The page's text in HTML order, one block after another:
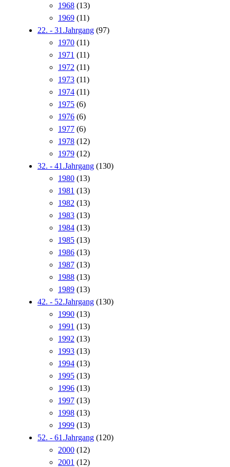
1968 (13)
1969 (11)
22. - 31.Jahrgang (97)
1970 (11)
1971 (11)
1972 (11)
1973 (11)
1974 (11)
1975 (6)
1976 (6)
1977 (6)
1978 (12)
1979 (12)
32. - 41.Jahrgang (130)
1980 (13)
1981 (13)
1982 (13)
1983 (13)
1984 (13)
1985 (13)
1986 (13)
1987 (13)
1988 (13)
1989 (13)
42. - 52.Jahrgang (130)
1990 (13)
1991 (13)
1992 (13)
1993 (13)
1994 (13)
1995 (13)
1996 (13)
1997 (13)
1998 (13)
1999 (13)
52. - 61.Jahrgang (120)
2000 (12)
2001 (12)